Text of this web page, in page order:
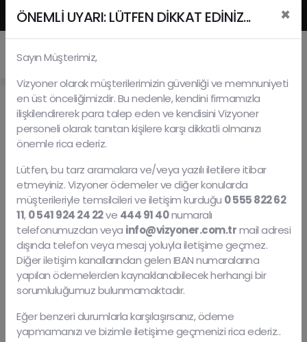
TASARIM BELGELENDIRME — ENDÜSTRIYEL
TASARIM — ULUSLARARASI TASARIM
Tasarım Tescil
Tasarım
, ürünün tümü veya bir parçasının ya da üzerindeki
süslemenin çizgi, şekil, biçim, renk, malzeme veya yüzey
dokusu gibi özelliklerinden kaynaklanan görünümüdür. Bir
tasarımın belgelendirilebilmesi için “yeni” ve “ayırt edici”
nitelikte olması gerekmektedir.
Tescilli tasarımların koruma süresi başvuru tarihinden
yenilenmek suretiyle toplamyirmi beş yılakadar uzatılabilir.
ÖNEMLİ UYARI: LÜTFEN DİKKAT EDİNİZ... ×
Sayın Müşterimiz,
Vizyoner olarak müşterilerimizin güvenliği ve memnuniyeti
en üst önceliğimizdir. Bu nedenle, kendini firmamızla
ilişkilendirerek para talep eden ve kendisini Vizyoner
personeli olarak tanıtan kişilere karşı dikkatli olmanızı
önemle rica ederiz.
Lütfen, bu tarz aramalara ve/veya yazılı iletilere itibar
etmeyiniz. Vizyoner ödemeler ve diğer konularda
müşterileriyle temsilcileri ve iletişim kurduğu 0 555 822 62
11,0 541 924 24 22ve 444 91 40numaralı
telefonumuzdan veya info@vizyoner.com.trmail adresi
dışında telefon veya mesaj yoluyla iletişime geçmez.
Diğer iletişim kanallarından gelen IBAN numaralarına
yapılan ödemelerden kaynaklanabilecek herhangi bir
sorumluluğumuz bulunmamaktadır.
Eğer benzeri durumlarla karşılaşırsanız, ödeme
yapmamanızı ve bizimle iletişime geçmenizi rica ederiz..